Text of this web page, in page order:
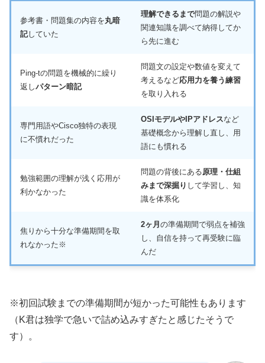
参考書・問題集の内容を丸暗
記していた
理解できるまで問題の解説や
関連知識を調べて納得してか
ら先に進む
Ping-tの問題を機械的に繰り
返しパターン暗記
問題文の設定や数値を変えて
考えるなど応用力を養う練習
を取り入れる
専門用語やCisco独特の表現
に不慣れだった
OSIモデルやIPアドレスなど
基礎概念から理解し直し、用
語にも慣れる
勉強範囲の理解が浅く応用が
利かなかった
問題の背後にある原理・仕組
みまで深掘り して学習し、知
識を体系化
焦りから十分な準備期間を取
れなかった※
2ヶ月の準備期間で弱点を補強
し、自信を持って再受験に臨
んだ
※初回試験までの準備期間が短かった可能性もあります
（K君は独学で急いで詰め込みすぎたと感じたそうで
す）。